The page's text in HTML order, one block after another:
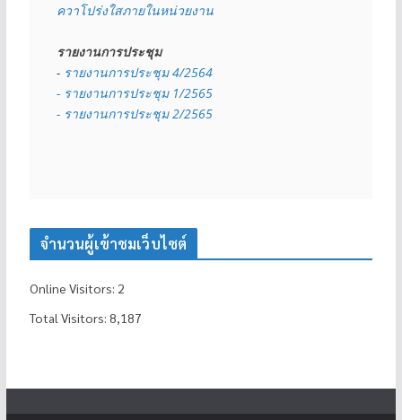
ควาโปร่งใสภายในหน่วยงาน
รายงานการประชุม
- รายงานการประชุม 4/2564
- รายงานการประชุม 1/2565
- รายงานการประชุม 2/2565
จำนวนผู้เข้าชมเว็บไซต์
Online Visitors: 2
Total Visitors: 8,187